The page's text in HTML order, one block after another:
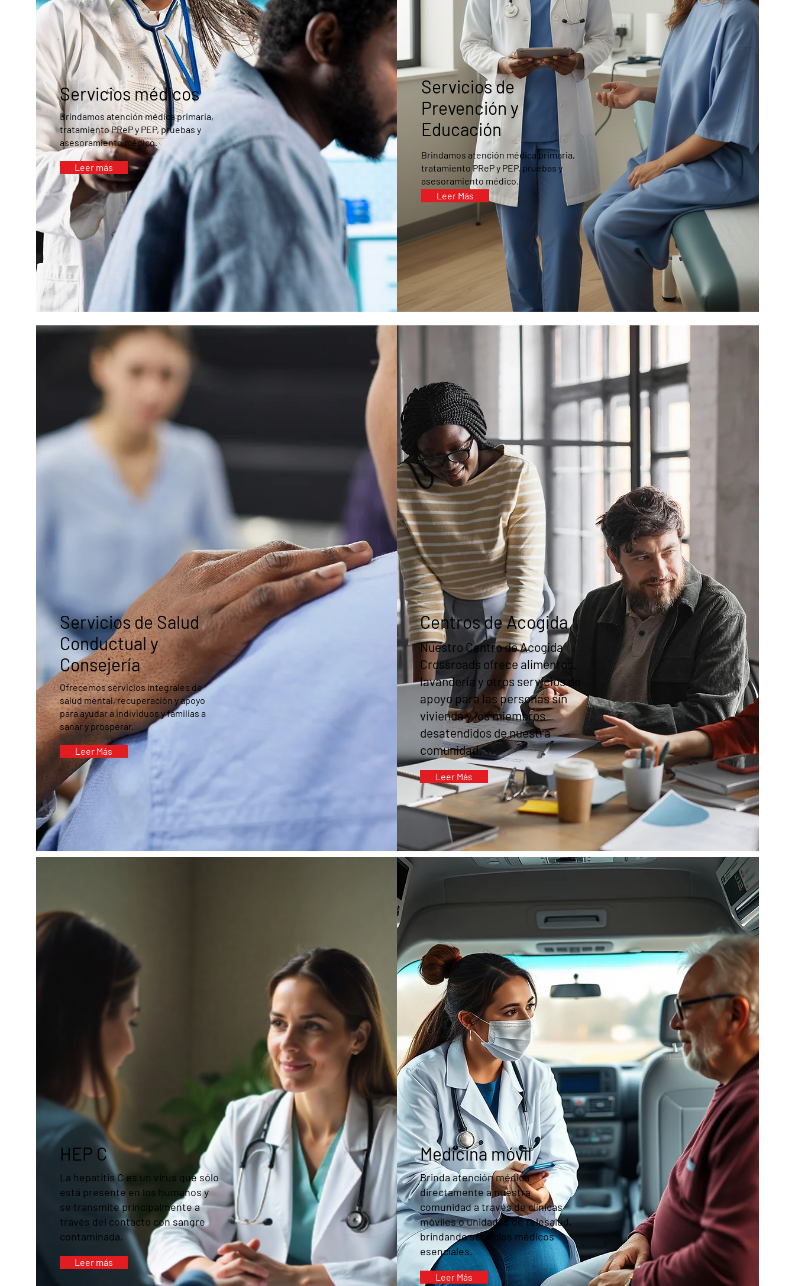
Servicios médicos
Brindamos atención médica primaria,
tratamiento PReP y PEP, pruebas y
asesoramiento médico.
Leer más
Servicios de
Prevención y
Educación
Brindamos atención médica primaria,
tratamiento PReP y PEP, pruebas y
asesoramiento médico.
Leer Más
Servicios de Salud
Conductual y
Consejería
Ofrecemos servicios integrales de
salud mental, recuperación y apoyo
para ayudar a individuos y familias a
sanar y prosperar.
Leer Más
Centros de Acogida
Nuestro Centro de Acogida
Crossroads ofrece alimentos,
lavandería y otros servicios de
apoyo para las personas sin
vivienda y los miembros
desatendidos de nuestra
comunidad.
Leer Más
HEP C
La hepatitis C es un virus que sólo
está presente en los humanos y
se transmite principalmente a
través del contacto con sangre
contaminada.
Leer más
Medicina móvil
Brinda atención médica
directamente a nuestra
comunidad a través de clínicas
móviles o unidades de telesalud,
brindando servicios médicos
esenciales.
Leer Más